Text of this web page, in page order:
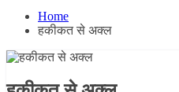
Home
हकीकत से अक्ल